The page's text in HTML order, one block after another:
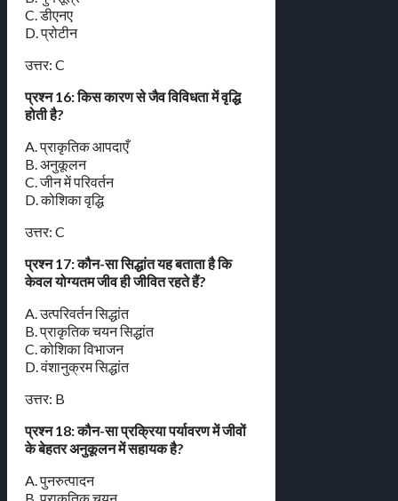
C. डीएनए
D. प्रोटीन
उत्तर: C
प्रश्न 16: किस कारण से जैव विविधता में वृद्धि
होती है?
A. प्राकृतिक आपदाएँ
B. अनुकूलन
C. जीन में परिवर्तन
D. कोशिका वृद्धि
उत्तर: C
प्रश्न 17: कौन-सा सिद्धांत यह बताता है कि
केवल योग्यतम जीव ही जीवित रहते हैं?
A. उत्परिवर्तन सिद्धांत
B. प्राकृतिक चयन सिद्धांत
C. कोशिका विभाजन
D. वंशानुक्रम सिद्धांत
उत्तर: B
प्रश्न 18: कौन-सा प्रक्रिया पर्यावरण में जीवों
के बेहतर अनुकूलन में सहायक है?
A. पुनरुत्पादन